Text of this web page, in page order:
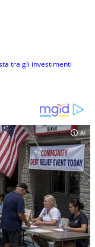
tra gli investimenti